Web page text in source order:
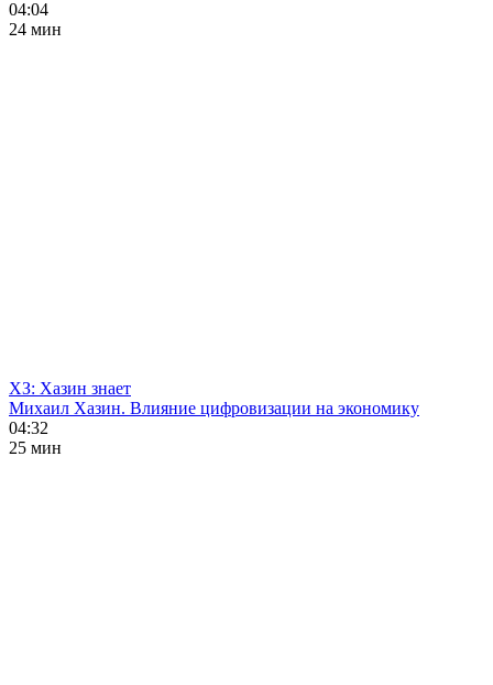
04:04
24 мин
ХЗ: Хазин знает
Михаил Хазин. Влияние цифровизации на экономику
04:32
25 мин